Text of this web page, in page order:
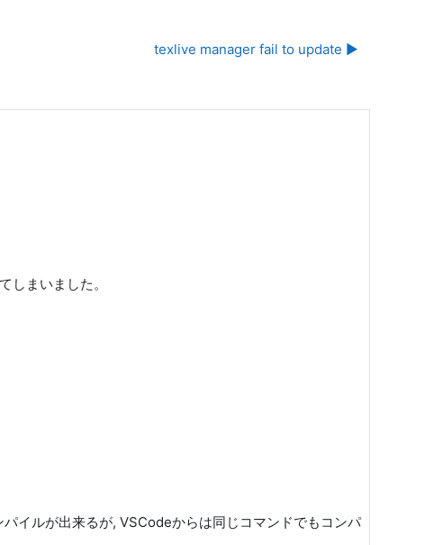
texlive manager fail to update ▶︎
しまいました。
イルが出来るが, VSCodeからは同じコマンドでもコンパ